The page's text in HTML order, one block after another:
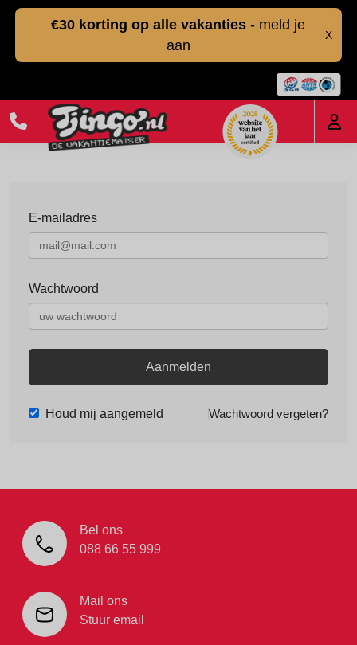
€30 korting op alle vakanties - meld je
aan
X
E-mailadres
Wachtwoord
Aanmelden
Houd mij aangemeld Wachtwoord vergeten?
Bel ons
088 66 55 999
Mail ons
Stuur email